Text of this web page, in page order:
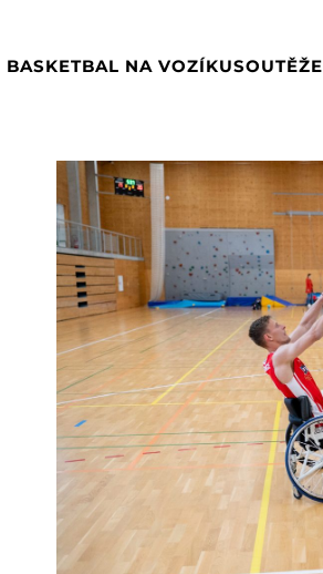
BASKETBAL NA VOZÍKUSOUTĚŽE